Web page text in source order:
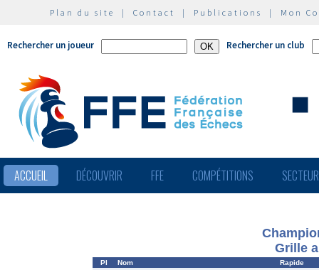
Plan du site | Contact | Publications | Mon
Rechercher un joueur Rechercher un club
ACCUEIL DÉCOUVRIR FFE COMPÉTITIONS
Grille
Pl Nom
Rapide